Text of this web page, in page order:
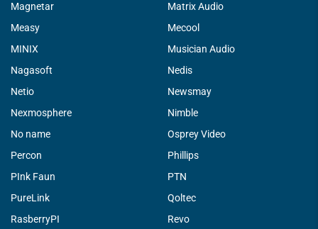
Magnetar
Matrix Audio
Measy
Mecool
MINIX
Musician Audio
Nagasoft
Nedis
Netio
Newsmay
Nexmosphere
Nimble
No name
Osprey Video
Percon
Phillips
PInk Faun
PTN
PureLink
Qoltec
RasberryPI
Revo